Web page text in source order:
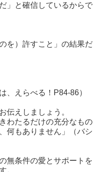
」と確信しているからで
を）許すこと」の結果だ
、えらべる！P84-86）
伝えしましょう。
わたるだけの充分なもの
何もありません」（バシ
無条件の愛とサポートを
。